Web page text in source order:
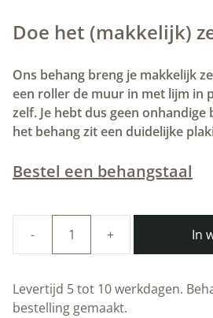
Doe het (makkelijk)
Ons behang breng je makkelijk
een roller de muur in met lijm in
zelf. Je hebt dus geen
het behang zit een duidelijke
Bestel een behangstaal
Graphic
In
Levertijd 5 tot 10 werkdagen.
bestelling gemaakt.